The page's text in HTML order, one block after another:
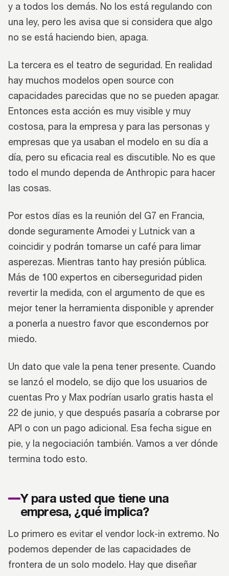
y a todos los demás. No los está regulando con
una ley, pero les avisa que si considera que algo
no se está haciendo bien, apaga.
La tercera es el teatro de seguridad. En realidad
hay muchos modelos open source con
capacidades parecidas que no se pueden apagar.
Entonces esta acción es muy visible y muy
costosa, para la empresa y para las personas y
empresas que ya usaban el modelo en su día a
día, pero su eficacia real es discutible. No es que
todo el mundo dependa de Anthropic para hacer
las cosas.
Por estos días es la reunión del G7 en Francia,
donde seguramente Amodei y Lutnick van a
coincidir y podrán tomarse un café para limar
asperezas. Mientras tanto hay presión pública.
Más de 100 expertos en ciberseguridad piden
revertir la medida, con el argumento de que es
mejor tener la herramienta disponible y aprender
a ponerla a nuestro favor que escondernos por
miedo.
Un dato que vale la pena tener presente. Cuando
se lanzó el modelo, se dijo que los usuarios de
cuentas Pro y Max podrían usarlo gratis hasta el
22 de junio, y que después pasaría a cobrarse por
API o con un pago adicional. Esa fecha sigue en
pie, y la negociación también. Vamos a ver dónde
termina todo esto.
Y para usted que tiene una
empresa, ¿qué implica?
Lo primero es evitar el vendor lock-in extremo. No
podemos depender de las capacidades de
frontera de un solo modelo. Hay que diseñar